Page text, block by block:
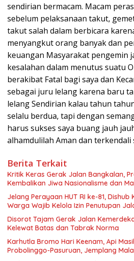
sendirian bermacam. Macam
sebelum pelaksanaan takut,
takut salah dalam berbicara
menyangkut orang banyak dan
keuangan Masyarakat pengemin
kesalahan dalam menutus suatu
berakibat Fatal bagi saya dan
sebagai juru lelang karena baru
lelang Sendirian kalau tahun
selalu berdua, tapi dengan
harus sukses saya buang jauh
alhamdulilah Aman dan terkendali
Berita Terkait
Kritik Keras Gerak Jalan Bangkalan,
Kembalikan Jiwa Nasionalisme dan
Jelang Perayaan HUT RI ke-81,
Warga Wajib Kelola Izin Penutupan
Disorot Tajam Gerak Jalan
Kelewat Batas dan Tabrak Norma
Karhutla Bromo Hari Keenam, Api
Probolinggo-Pasuruan, Jemplang